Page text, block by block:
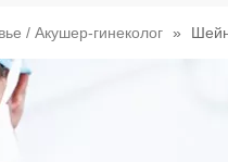
/ Акушер-гинеколог »